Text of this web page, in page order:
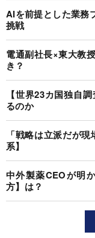
AIを前提とした業務
挑戦
電通副社長×東大教
き？
【世界23カ国独自
るのか
「戦略は立派だが
系】
中外製薬CEOが明
方】は？